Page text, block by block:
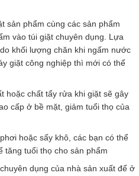
sản phẩm cùng các sản phẩm
vào túi giặt chuyên dụng. Lựa
khối lượng chăn khi ngấm nước
giặt công nghiệp thì mới có thể
hoặc chất tẩy rửa khi giặt sẽ gây
cấp ở bề mặt, giảm tuổi thọ của
hoặc sấy khô, các bạn có thể
tăng tuổi thọ cho sản phẩm
dụng của nhà sản xuất để ở